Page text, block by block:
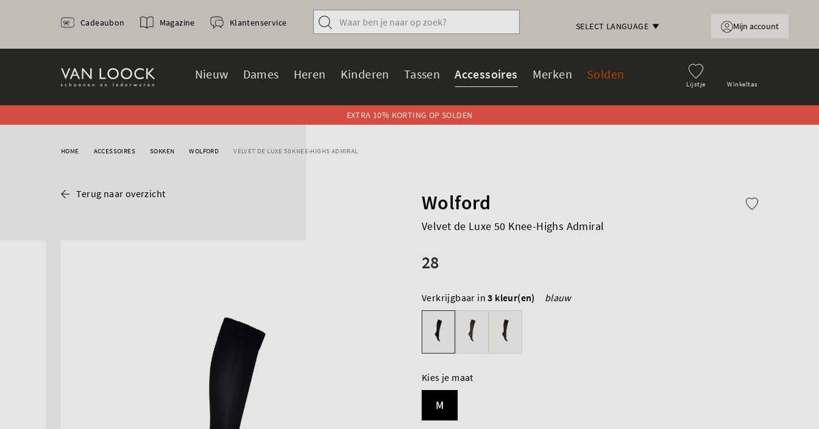
SELECT LANGUAGE
Lijstje Winkeltas
Nieuw Dames Heren Kinderen Tassen Accessoires Merken Solden
Cadeaubon Magazine Klantenservice Mijn account
EXTRA 10% KORTING OP SOLDEN
HOME ACCESSOIRES SOKKEN WOLFORD VELVET DE LUXE 50 KNEE-HIGHS ADMIRAL
Terug naar overzicht Wolford
Velvet de Luxe 50 Knee-Highs Admiral
28
Verkrijgbaar in3 kleur(en) blauw
Kies je maat
M